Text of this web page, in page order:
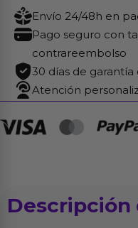
cantidad
Envío 24/48h en
Pago seguro con
contrareembolso
30 días de garantía
Atención
Descripción